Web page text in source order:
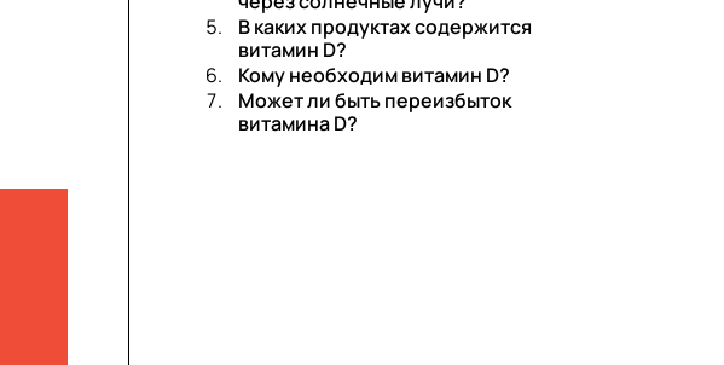
В каких продуктах содержится
витамин D?
Кому необходим витамин D?
Может ли быть переизбыток
витамина D?